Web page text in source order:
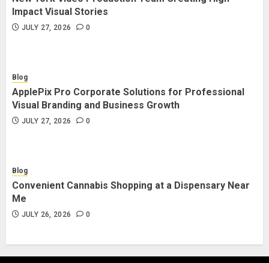
Impact Visual Stories
JULY 27, 2026 0
Blog
ApplePix Pro Corporate Solutions for Professional
Visual Branding and Business Growth
JULY 27, 2026 0
Blog
Convenient Cannabis Shopping at a Dispensary Near
Me
JULY 26, 2026 0